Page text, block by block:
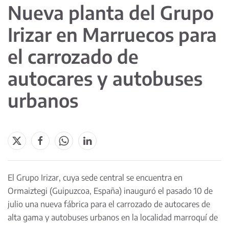
Nueva planta del Grupo
Irizar en Marruecos para
el carrozado de
autocares y autobuses
urbanos
El Grupo Irizar, cuya sede central se encuentra en
Ormaiztegi (Guipuzcoa, España) inauguró el pasado 10 de
julio una nueva fábrica para el carrozado de autocares de
alta gama y autobuses urbanos en la localidad marroquí de